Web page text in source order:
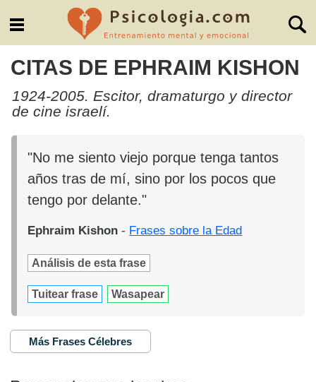
CITAS DE EPHRAIM KISHON
1924-2005. Escitor, dramaturgo y director
de cine israelí.
"No me siento viejo porque tenga tantos
años tras de mí, sino por los pocos que
tengo por delante."
Ephraim Kishon - Frases sobre la Edad
Análisis de esta frase
Tuitear frase Wasapear
Más Frases Célebres